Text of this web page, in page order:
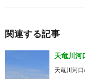
関連する記事
天竜川河
天竜川河